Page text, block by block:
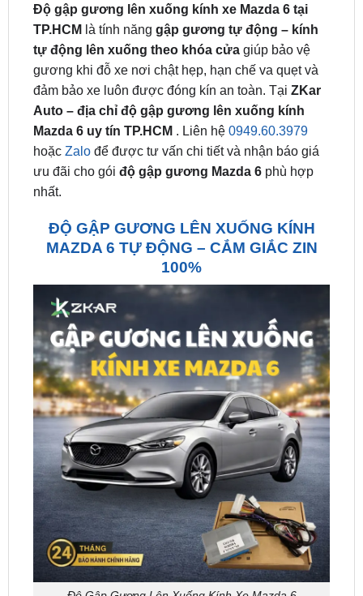
tự động lên xuống theo khóa cửagiúp bảo vệ
gương khi đỗ xe nơi chật hẹp, hạn chế va quẹt và
đảm bảo xe luôn được đóng kín an toàn. TạiZKar
Auto – địa chỉ độ gập gương lên xuống kính
Mazda 6 uy tín TP.HCM. Liên hệ0949.60.3979
hoặc Zalođể được tư vấn chi tiết và nhận báo giá
ưu đãi cho góiđộ gập gương Mazda 6phù hợp
nhất.
ĐỘ GẬP GƯƠNG LÊN XUỐNG KÍNH
100%
Độ Gập Gương Lên Xuống Kính Xe Mazda 6